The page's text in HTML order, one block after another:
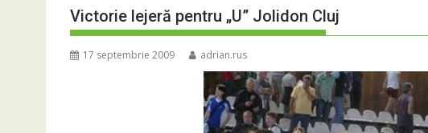
Victorie lejeră pentru „U” Jolidon Cluj
17 septembrie 2009 adrian.rus